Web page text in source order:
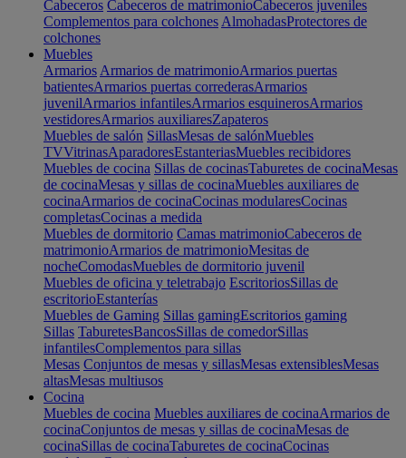
Cabeceros Cabeceros de matrimonioCabeceros juveniles
Complementos para colchones AlmohadasProtectores de
colchones
Muebles
Armarios Armarios de matrimonioArmarios puertas
batientesArmarios puertas correderasArmarios
juvenilArmarios infantilesArmarios esquinerosArmarios
vestidoresArmarios auxiliaresZapateros
Muebles de salón SillasMesas de salónMuebles
TVVitrinasAparadoresEstanteriasMuebles recibidores
Muebles de cocina Sillas de cocinasTaburetes de cocinaMesas
de cocinaMesas y sillas de cocinaMuebles auxiliares de
cocinaArmarios de cocinaCocinas modularesCocinas
completasCocinas a medida
Muebles de dormitorio Camas matrimonioCabeceros de
matrimonioArmarios de matrimonioMesitas de
nocheComodasMuebles de dormitorio juvenil
Muebles de oficina y teletrabajo EscritoriosSillas de
escritorioEstanterías
Muebles de Gaming Sillas gamingEscritorios gaming
Sillas TaburetesBancosSillas de comedorSillas
infantilesComplementos para sillas
Mesas Conjuntos de mesas y sillasMesas extensiblesMesas
altasMesas multiusos
Cocina
Muebles de cocina Muebles auxiliares de cocinaArmarios de
cocinaConjuntos de mesas y sillas de cocinaMesas de
cocinaSillas de cocinaTaburetes de cocinaCocinas